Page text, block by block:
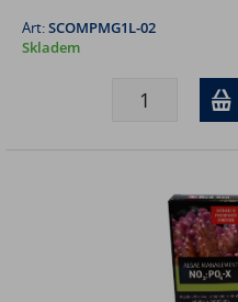
Art:SCOMPMG1L-02
Skladem